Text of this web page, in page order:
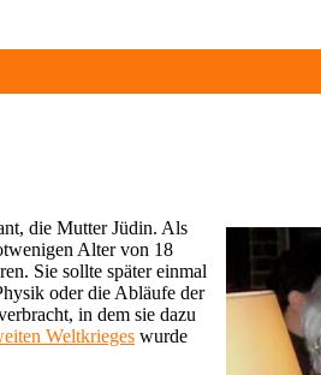
die Mutter Jüdin. Als
Alter von 18
Sie sollte später einmal
oder die Abläufe der
in dem sie dazu
Weltkrieges wurde